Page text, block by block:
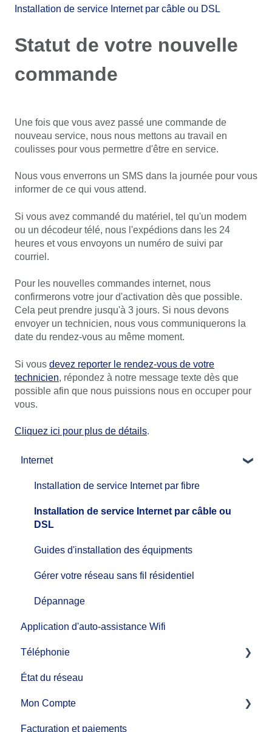
Installation de service Internet par câble ou DSL
Statut de votre nouvelle
commande
Une fois que vous avez passé une commande de
nouveau service, nous nous mettons au travail en
coulisses pour vous permettre d'être en service.
Nous vous enverrons un SMS dans la journée pour vous
informer de ce qui vous attend.
Si vous avez commandé du matériel, tel qu'un modem
ou un décodeur télé, nous l'expédions dans les 24
heures et vous envoyons un numéro de suivi par
courriel.
Pour les nouvelles commandes internet, nous
confirmerons votre jour d'activation dès que possible.
Cela peut prendre jusqu'à 3 jours. Si nous devons
envoyer un technicien, nous vous communiquerons la
date du rendez-vous au même moment.
Si vous devez reporter le rendez-vous de votre
technicien, répondez à notre message texte dès que
possible afin que nous puissions nous en occuper pour
vous.
Cliquez ici pour plus de détails.
Internet
Installation de service Internet par fibre
Installation de service Internet par câble ou
DSL
Guides d'installation des équipments
Gérer votre réseau sans fil résidentiel
Dépannage
Application d'auto-assistance Wifi
Téléphonie
Guide d'installation de service de téléphonie
Fonctions d'appel
Services téléphoniques supplémentaires
État du réseau
Mon Compte
MonCompte
Facturation et paiements